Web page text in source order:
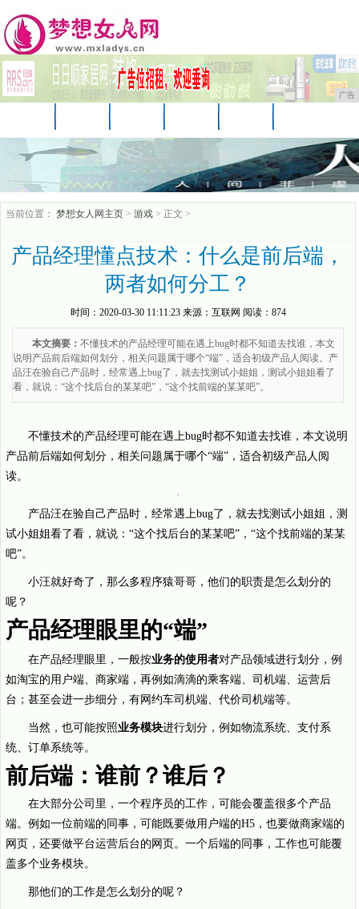
广告
时尚 企业
当前位置： 梦想女人网主页 > 游戏 > 正文 >
产品经理懂点技术：什么是前后端，
两者如何分工？
时间： 2020-03-30 11:11:23来源： 互联网 阅读：874
本文摘要： 不懂技术的产品经理可能在遇上bug时都不知道去找谁，本文
说明产品前后端如何划分，相关问题属于哪个“端”，适合初级产品人阅读。产
品汪在验自己产品时，经常遇上bug了，就去找测试小姐姐，测试小姐姐看了
看，就说：“这个找后台的某某吧”，“这个找前端的某某吧”。
不懂技术的产品经理可能在遇上bug时都不知道去找谁，本文说明
产品前后端如何划分，相关问题属于哪个“端”，适合初级产品人阅
读。
产品汪在验自己产品时，经常遇上bug了，就去找测试小姐姐，测
试小姐姐看了看，就说：“这个找后台的某某吧”，“这个找前端的某某
吧”。
小汪就好奇了，那么多程序猿哥哥，他们的职责是怎么划分的
呢？
产品经理眼里的“端”
在产品经理眼里，一般按业务的使用者对产品领域进行划分，例
如淘宝的用户端、商家端，再例如滴滴的乘客端、司机端、运营后
台；甚至会进一步细分，有网约车司机端、代价司机端等。
当然，也可能按照业务模块进行划分，例如物流系统、支付系
统、订单系统等。
前后端：谁前？谁后？
在大部分公司里，一个程序员的工作，可能会覆盖很多个产品
端。例如一位前端的同事，可能既要做用户端的H5，也要做商家端的
网页，还要做平台运营后台的网页。一个后端的同事，工作也可能覆
盖多个业务模块。
那他们的工作是怎么划分的呢？